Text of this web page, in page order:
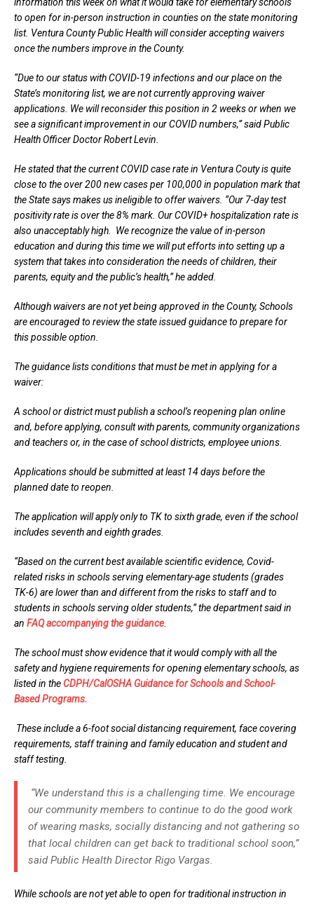
to open for in-person instruction in counties on the state monitoring
list. Ventura County Public Health will consider accepting waivers
once the numbers improve in the County.
“Due to our status with COVID-19 infections and our place on the
State’s monitoring list, we are not currently approving waiver
applications. We will reconsider this position in 2 weeks or when we
see a significant improvement in our COVID numbers,” said Public
Health Officer Doctor Robert Levin.
He stated that the current COVID case rate in Ventura Couty is quite
close to the over 200 new cases per 100,000 in population mark that
the State says makes us ineligible to offer waivers. “Our 7-day test
positivity rate is over the 8% mark. Our COVID+ hospitalization rate is
also unacceptably high. We recognize the value of in-person
education and during this time we will put efforts into setting up a
system that takes into consideration the needs of children, their
parents, equity and the public’s health,” he added.
Although waivers are not yet being approved in the County, Schools
are encouraged to review the state issued guidance to prepare for
this possible option.
The guidance lists conditions that must be met in applying for a
waiver:
A school or district must publish a school’s reopening plan online
and, before applying, consult with parents, community organizations
and teachers or, in the case of school districts, employee unions.
Applications should be submitted at least 14 days before the
planned date to reopen.
The application will apply only to TK to sixth grade, even if the school
includes seventh and eighth grades.
“Based on the current best available scientific evidence, Covid-
related risks in schools serving elementary-age students (grades
TK-6) are lower than and different from the risks to staff and to
students in schools serving older students,” the department said in
an FAQ accompanying the guidance.
The school must show evidence that it would comply with all the
safety and hygiene requirements for opening elementary schools, as
listed in the CDPH/CalOSHA Guidance for Schools and School-
Based Programs.
These include a 6-foot social distancing requirement, face covering
requirements, staff training and family education and student and
staff testing.
“We understand this is a challenging time. We encourage
our community members to continue to do the good work
of wearing masks, socially distancing and not gathering so
that local children can get back to traditional school soon,”
said Public Health Director Rigo Vargas.
While schools are not yet able to open for traditional instruction in